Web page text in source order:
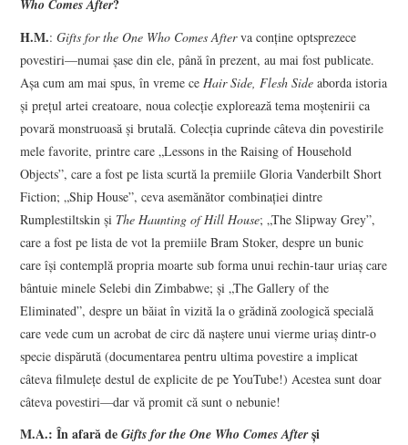
Who Comes After?
H.M.: Gifts for the One Who Comes Afterva conţine optsprezece
povestiri—numai şase din ele, până în prezent, au mai fost publicate.
Aşa cum am mai spus, în vreme ceHair Side, Flesh Side aborda istoria
şi preţul artei creatoare, noua colecţie explorează tema moştenirii ca
povară monstruoasă şi brutală. Colecţia cuprinde câteva din povestirile
mele favorite, printre care „Lessons in the Raising of Household
Objects”, care a fost pe lista scurtă la premiile Gloria Vanderbilt Short
Fiction; „Ship House”, ceva asemănător combinaţiei dintre
Rumplestiltskin şi The Haunting of Hill House; „The Slipway Grey”,
care a fost pe lista de vot la premiile Bram Stoker, despre un bunic
care îşi contemplă propria moarte sub forma unui rechin-taur uriaş care
bântuie minele Selebi din Zimbabwe; şi „The Gallery of the
Eliminated”, despre un băiat în vizită la o grădină zoologică specială
care vede cum un acrobat de circ dă naştere unui vierme uriaş dintr-o
specie dispărută (documentarea pentru ultima povestire a implicat
câteva filmuleţe destul de explicite de pe YouTube!) Acestea sunt doar
câteva povestiri—dar vă promit că sunt o nebunie!
M.A.: În afară deGifts for the One Who Comes Afterşi